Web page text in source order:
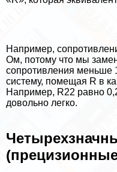
Например,
Ом, потому что мы
сопротивления меньше
систему, помещая R в
Например, R22 равно
довольно легко.